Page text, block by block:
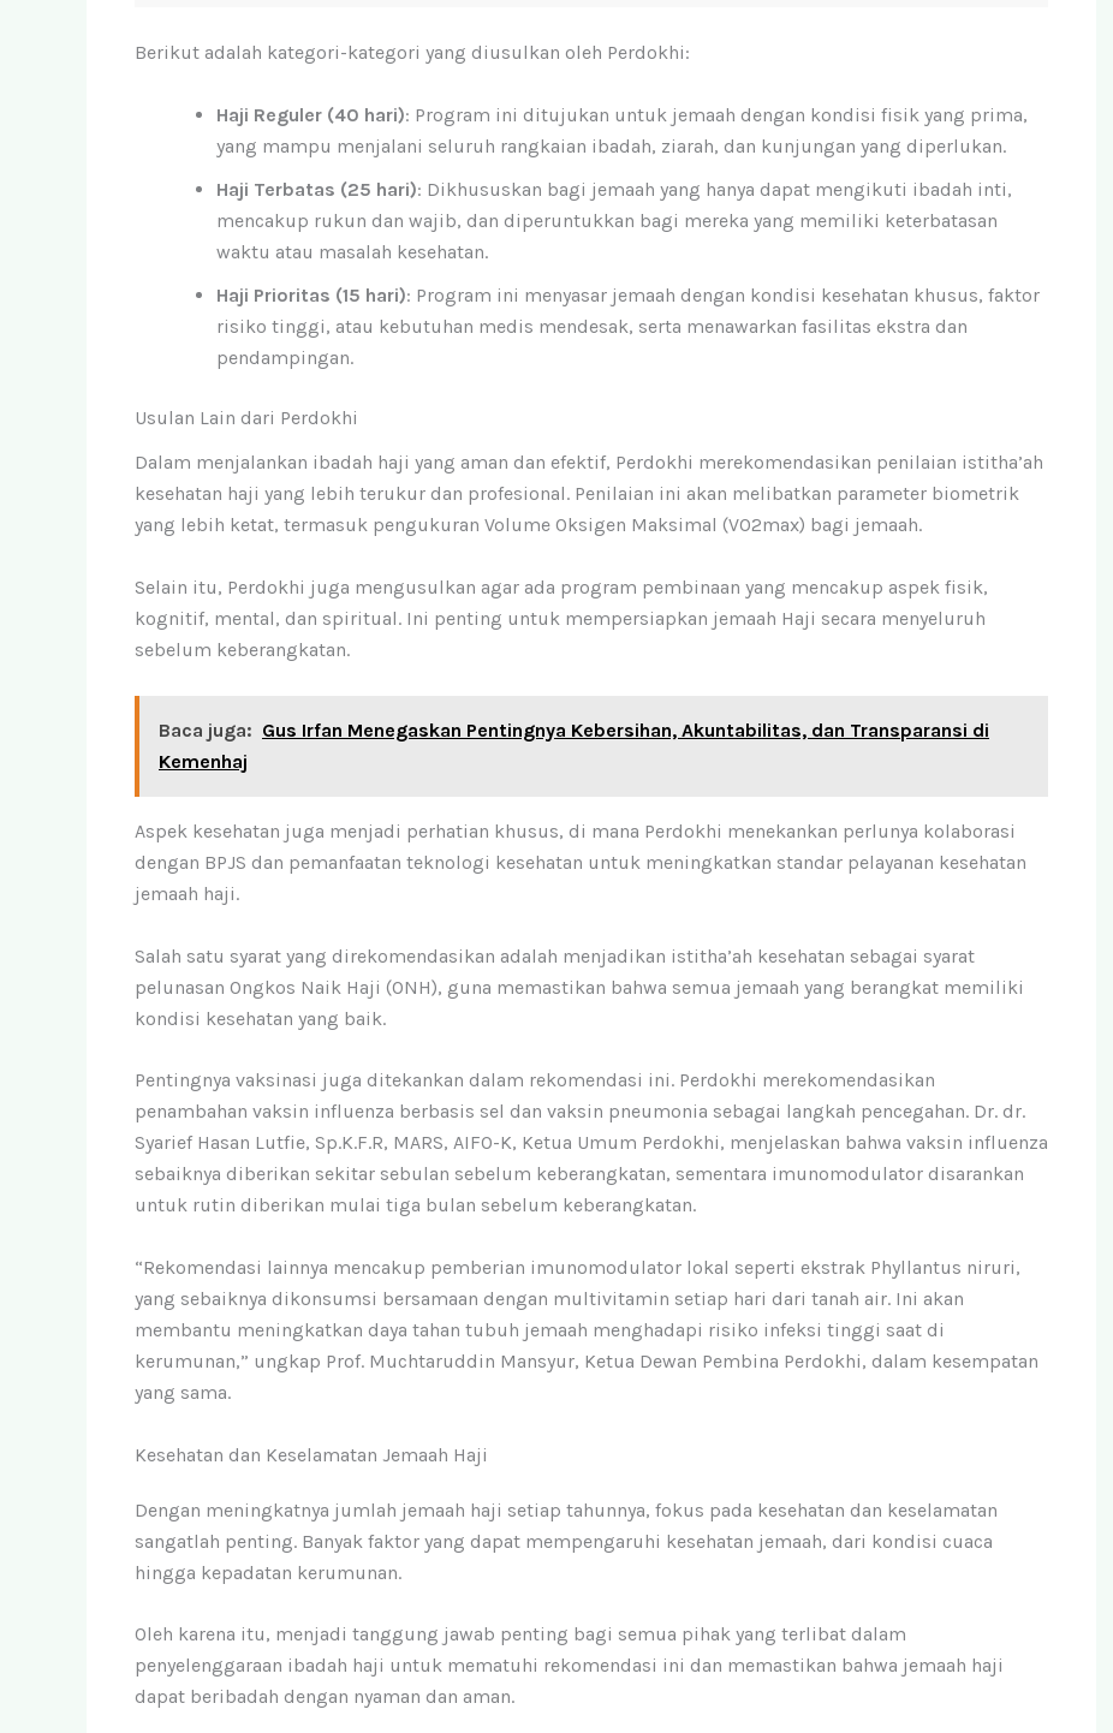
Berikut adalah kategori-kategori yang diusulkan oleh Perdokhi:
Haji Reguler (40 hari): Program ini ditujukan untuk jemaah dengan kondisi fisik yang prima,
yang mampu menjalani seluruh rangkaian ibadah, ziarah, dan kunjungan yang diperlukan.
Haji Terbatas (25 hari): Dikhususkan bagi jemaah yang hanya dapat mengikuti ibadah inti,
mencakup rukun dan wajib, dan diperuntukkan bagi mereka yang memiliki keterbatasan
waktu atau masalah kesehatan.
Haji Prioritas (15 hari): Program ini menyasar jemaah dengan kondisi kesehatan khusus, faktor
risiko tinggi, atau kebutuhan medis mendesak, serta menawarkan fasilitas ekstra dan
pendampingan.
Usulan Lain dari Perdokhi
Dalam menjalankan ibadah haji yang aman dan efektif, Perdokhi merekomendasikan penilaian istitha’ah
kesehatan haji yang lebih terukur dan profesional. Penilaian ini akan melibatkan parameter biometrik
yang lebih ketat, termasuk pengukuran Volume Oksigen Maksimal (VO2max) bagi jemaah.
Selain itu, Perdokhi juga mengusulkan agar ada program pembinaan yang mencakup aspek fisik,
kognitif, mental, dan spiritual. Ini penting untuk mempersiapkan jemaah Haji secara menyeluruh
sebelum keberangkatan.
Baca juga: Gus Irfan Menegaskan Pentingnya Kebersihan, Akuntabilitas, dan Transparansi di
Kemenhaj
Aspek kesehatan juga menjadi perhatian khusus, di mana Perdokhi menekankan perlunya kolaborasi
dengan BPJS dan pemanfaatan teknologi kesehatan untuk meningkatkan standar pelayanan kesehatan
jemaah haji.
Salah satu syarat yang direkomendasikan adalah menjadikan istitha’ah kesehatan sebagai syarat
pelunasan Ongkos Naik Haji (ONH), guna memastikan bahwa semua jemaah yang berangkat memiliki
kondisi kesehatan yang baik.
Pentingnya vaksinasi juga ditekankan dalam rekomendasi ini. Perdokhi merekomendasikan
penambahan vaksin influenza berbasis sel dan vaksin pneumonia sebagai langkah pencegahan. Dr. dr.
Syarief Hasan Lutfie, Sp.K.F.R, MARS, AIFO-K, Ketua Umum Perdokhi, menjelaskan bahwa vaksin influenza
sebaiknya diberikan sekitar sebulan sebelum keberangkatan, sementara imunomodulator disarankan
untuk rutin diberikan mulai tiga bulan sebelum keberangkatan.
“Rekomendasi lainnya mencakup pemberian imunomodulator lokal seperti ekstrak Phyllantus niruri,
yang sebaiknya dikonsumsi bersamaan dengan multivitamin setiap hari dari tanah air. Ini akan
membantu meningkatkan daya tahan tubuh jemaah menghadapi risiko infeksi tinggi saat di
kerumunan,” ungkap Prof. Muchtaruddin Mansyur, Ketua Dewan Pembina Perdokhi, dalam kesempatan
yang sama.
Kesehatan dan Keselamatan Jemaah Haji
Dengan meningkatnya jumlah jemaah haji setiap tahunnya, fokus pada kesehatan dan keselamatan
sangatlah penting. Banyak faktor yang dapat mempengaruhi kesehatan jemaah, dari kondisi cuaca
hingga kepadatan kerumunan.
Oleh karena itu, menjadi tanggung jawab penting bagi semua pihak yang terlibat dalam
penyelenggaraan ibadah haji untuk mematuhi rekomendasi ini dan memastikan bahwa jemaah haji
dapat beribadah dengan nyaman dan aman.